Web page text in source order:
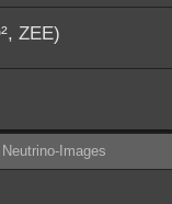
ZEE)
Images